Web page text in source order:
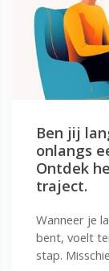
Ben jij
onlangs
Ontdek
traject.
Wanneer je
bent, voelt
stap.